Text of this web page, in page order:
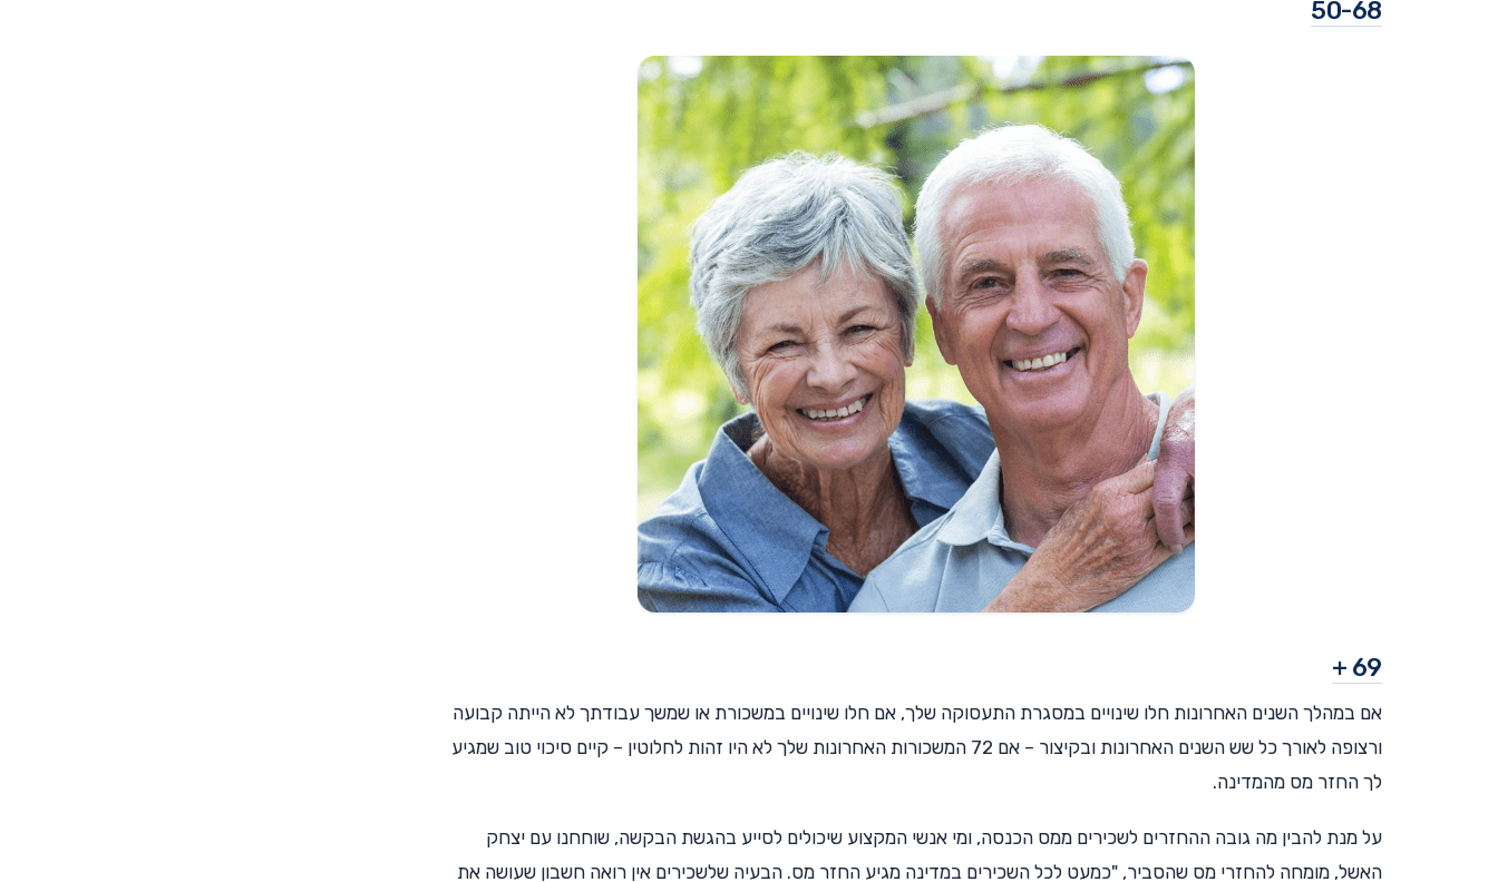
50-68
69 +
אם במהלך השנים האחרונות חלו שינויים במסגרת התעסוקה שלך, אם חלו שינויים במשכורת או שמשך עבודתך לא הייתה קבועה
ורצופה לאורך כל שש השנים האחרונות ובקיצור – אם 72 המשכורות האחרונות שלך לא היו זהות לחלוטין – קיים סיכוי טוב שמגיע
לך החזר מס מהמדינה.
על מנת להבין מה גובה ההחזרים לשכירים ממס הכנסה, ומי אנשי המקצוע שיכולים לסייע בהגשת הבקשה, שוחחנו עם יצחק
האשל, מומחה להחזרי מס שהסביר, "כמעט לכל השכירים במדינה מגיע החזר מס. הבעיה שלשכירים אין רואה חשבון שעושה את